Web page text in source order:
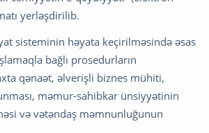
yerləşdirilib.
sisteminin həyata keçirilməsində əsas
bağlı prosedurların
qənaət, əlverişli biznes mühiti,
məmur-sahibkar ünsiyyətinin
və vətəndaş məmnunluğunun